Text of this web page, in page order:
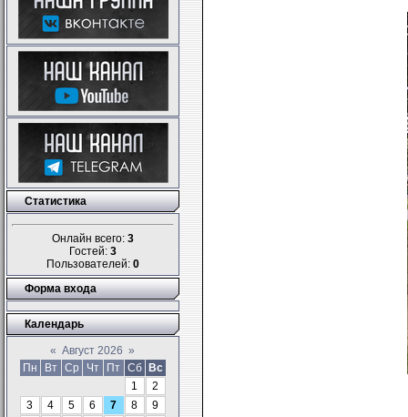
Статистика
Онлайн всего: 3
Гостей: 3
Пользователей: 0
Форма входа
Календарь
« Август 2026 »
Пн
Вт Ср Чт Пт Сб
Вс
1
2
3
4 5 6 7 8
9